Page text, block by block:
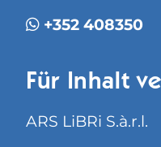
+352 408350
Für Inhalt
ARS LiBRi S.à.r.l.